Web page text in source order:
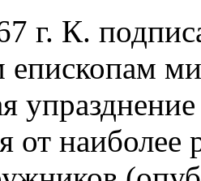
г. К.
епископам
от